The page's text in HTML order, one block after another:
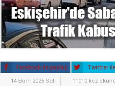
Facebook ile paylaş Twittter
14 Ekim 2025 Salı 11010 kez